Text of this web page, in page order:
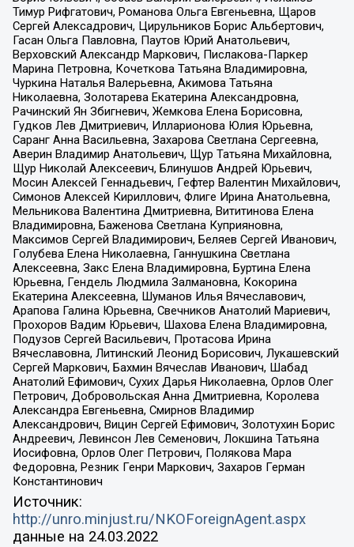
Тимур Рифгатович, Романова Ольга Евгеньевна, Щаров
Сергей Алексадрович, Цирульников Борис Альбертович,
Гасан Ольга Павловна, Паутов Юрий Анатольевич,
Верховский Александр Маркович, Пислакова-Паркер
Марина Петровна, Кочеткова Татьяна Владимировна,
Чуркина Наталья Валерьевна, Акимова Татьяна
Николаевна, Золотарева Екатерина Александровна,
Рачинский Ян Збигневич, Жемкова Елена Борисовна,
Гудков Лев Дмитриевич, Илларионова Юлия Юрьевна,
Саранг Анна Васильевна, Захарова Светлана Сергеевна,
Аверин Владимир Анатольевич, Щур Татьяна Михайловна,
Щур Николай Алексеевич, Блинушов Андрей Юрьевич,
Мосин Алексей Геннадьевич, Гефтер Валентин Михайлович,
Симонов Алексей Кириллович, Флиге Ирина Анатольевна,
Мельникова Валентина Дмитриевна, Вититинова Елена
Владимировна, Баженова Светлана Куприяновна,
Максимов Сергей Владимирович, Беляев Сергей Иванович,
Голубева Елена Николаевна, Ганнушкина Светлана
Алексеевна, Закс Елена Владимировна, Буртина Елена
Юрьевна, Гендель Людмила Залмановна, Кокорина
Екатерина Алексеевна, Шуманов Илья Вячеславович,
Арапова Галина Юрьевна, Свечников Анатолий Мариевич,
Прохоров Вадим Юрьевич, Шахова Елена Владимировна,
Подузов Сергей Васильевич, Протасова Ирина
Вячеславовна, Литинский Леонид Борисович, Лукашевский
Сергей Маркович, Бахмин Вячеслав Иванович, Шабад
Анатолий Ефимович, Сухих Дарья Николаевна, Орлов Олег
Петрович, Добровольская Анна Дмитриевна, Королева
Александра Евгеньевна, Смирнов Владимир
Александрович, Вицин Сергей Ефимович, Золотухин Борис
Андреевич, Левинсон Лев Семенович, Локшина Татьяна
Иосифовна, Орлов Олег Петрович, Полякова Мара
Федоровна, Резник Генри Маркович, Захаров Герман
Константинович
Источник:
http://unro.minjust.ru/NKOForeignAgent.aspx
данные на 24.03.2022